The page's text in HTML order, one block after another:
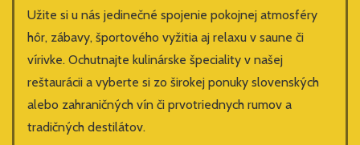
Užite si u nás jedinečné spojenie pokojnej atmosféry
hôr, zábavy, športového vyžitia aj relaxu v saune či
vírivke. Ochutnajte kulinárske špeciality v našej
reštaurácii a vyberte si zo širokej ponuky slovenských
alebo zahraničných vín či prvotriednych rumov a
tradičných destilátov.